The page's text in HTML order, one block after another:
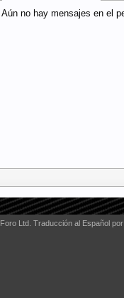
Aún no hay mensajes en el
Ltd. Traducción al Español